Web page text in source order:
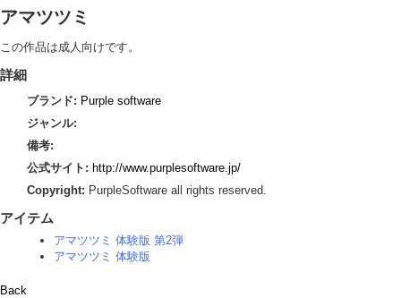
アマツツミ
この作品は成人向けです。
詳細
ブランド: Purple software
ジャンル:
備考:
公式サイト: http://www.purplesoftware.jp/
Copyright: PurpleSoftware all rights reserved.
アイテム
アマツツミ 体験版 第2弾
アマツツミ 体験版
Back